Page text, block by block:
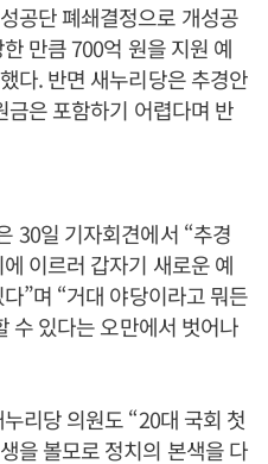
공단 폐쇄결정으로 개성공
만큼 700억 원을 지원 예
다. 반면 새누리당은 추경안
은 포함하기 어렵다며 반
30일 기자회견에서 “추경
이르러 갑자기 새로운 예
”며 “거대 야당이라고 뭐든
수 있다는 오만에서 벗어나
리당 의원도 “20대 국회 첫
을 볼모로 정치의 본색을 다